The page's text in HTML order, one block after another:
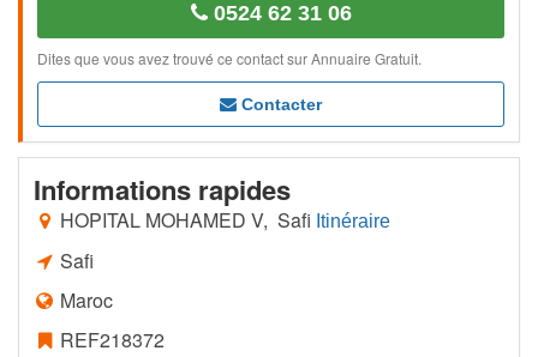
0524 62 31 06
Dites que vous avez trouvé ce contact sur Annuaire Gratuit.
Contacter
Informations rapides
HOPITAL MOHAMED V, Safi Itinéraire
Safi
Maroc
REF218372